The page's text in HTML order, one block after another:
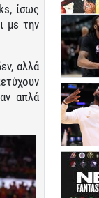
ίσως
με την
αλλά
απλά